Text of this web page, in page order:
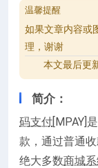
温馨提醒
如果文章内容或
理，谢谢
本文最后更
简介：
码支付[MPAY]
款，通过普通
绝大多数商城